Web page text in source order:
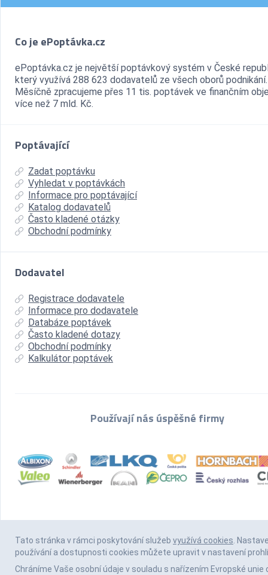
Co je ePoptávka.cz
ePoptávka.cz je největší poptávkový systém v České
který využívá 288 623 dodavatelů ze všech oborů podnikání.
Měsíčně zpracujeme přes 11 tis. poptávek ve finančním
více než 7 mld. Kč.
Poptávající
Zadat poptávku
Vyhledat v poptávkách
Informace pro poptávající
Katalog dodavatelů
Často kladené otázky
Obchodní podmínky
Dodavatel
Registrace dodavatele
Informace pro dodavatele
Databáze poptávek
Často kladené dotazy
Obchodní podmínky
Kalkulátor poptávek
Používají nás úspěšné firmy
Tato stránka v rámci poskytování služeb využívá cookies.
používání a dostupnosti cookies můžete upravit v nastavení
Chráníme Vaše osobní údaje v souladu s nařízením Evropské unie